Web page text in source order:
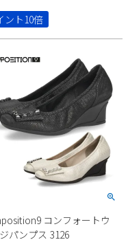
ント10倍
コンフォートウ
パンプス 3126